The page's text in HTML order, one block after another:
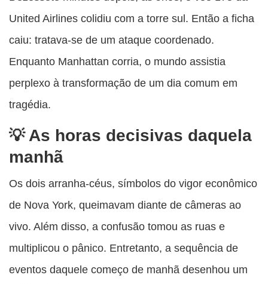
United Airlines colidiu com a torre sul. Então a ficha
caiu: tratava-se de um ataque coordenado.
Enquanto Manhattan corria, o mundo assistia
perplexo à transformação de um dia comum em
tragédia.
As horas decisivas daquela
manhã
Os dois arranha-céus, símbolos do vigor econômico
de Nova York, queimavam diante de câmeras ao
vivo. Além disso, a confusão tomou as ruas e
multiplicou o pânico. Entretanto, a sequência de
eventos daquele começo de manhã desenhou um